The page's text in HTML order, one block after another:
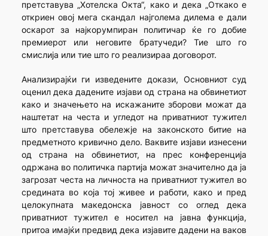
претставува „Хотелска Окта“, како и дека „Откако е
откриен овој мега скандал најголема дилема е дали
оскарот за најкорумпиран политичар ќе го добие
премиерот или неговите братучеди? Тие што го
смислија или тие што го реализираа договорот.
Анализирајќи ги изведените докази, Основниот суд
оценил дека дадените изјави од страна на обвинетиот
како и значењето на искажаните зборови можат да
наштетат на честа и угледот на приватниот тужител
што претставува обележје на законското битие на
предметното кривично дело. Ваквите изјави изнесени
од страна на обвинетиот, на прес конференција
одржана во политичка партија можат значително да ја
загрозат честа на личноста на приватниот тужител во
средината во која тој живее и работи, како и пред
целокупната македонска јавност со оглед дека
приватниот тужител е носител на јавна функција,
притоа имајќи предвид дека изјавите дадени на ваков